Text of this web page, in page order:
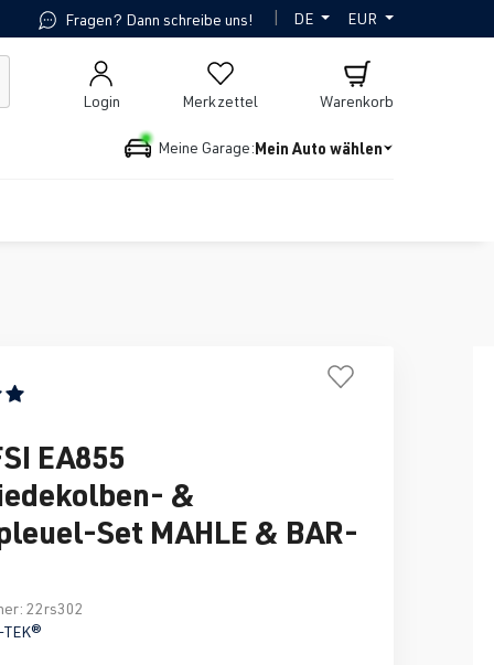
Fragen? Dann schreibe uns! | DE EUR
Merkzettel
Login Warenkorb
Meine Garage:Mein Auto wählen
Bewertung von 5 von 5 Sternen
EA855
&
Set MAHLE & BAR-
22rs302
TEK®